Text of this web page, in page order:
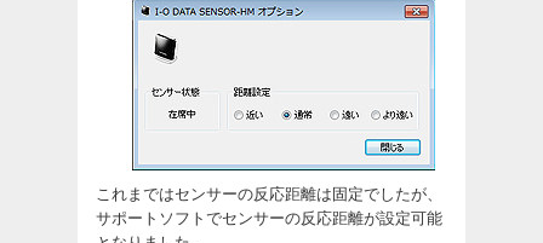
これまではセンサーの反応距離は固定でしたが、
サポートソフトでセンサーの反応距離が設定可能